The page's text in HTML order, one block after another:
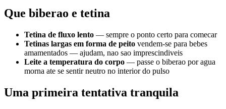
Que biberao e tetina
Tetina de fluxo lento — sempre o ponto certo para comecar
Tetinas largas em forma de peito vendem-se para bebes
amamentados — ajudam, nao sao imprescindiveis
Leite a temperatura do corpo — passe o biberao por agua
morna ate se sentir neutro no interior do pulso
Uma primeira tentativa tranquila